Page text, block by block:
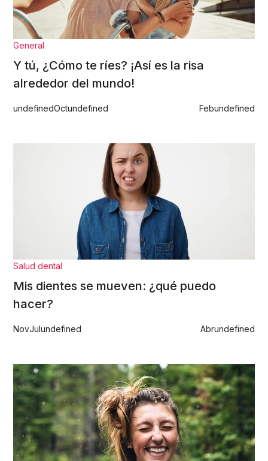
General
Y tú, ¿Cómo te ríes? ¡Así es la risa
alrededor del mundo!
undefinedOctundefined Febundefined
Salud dental
Mis dientes se mueven: ¿qué puedo
hacer?
NovJulundefined Abrundefined